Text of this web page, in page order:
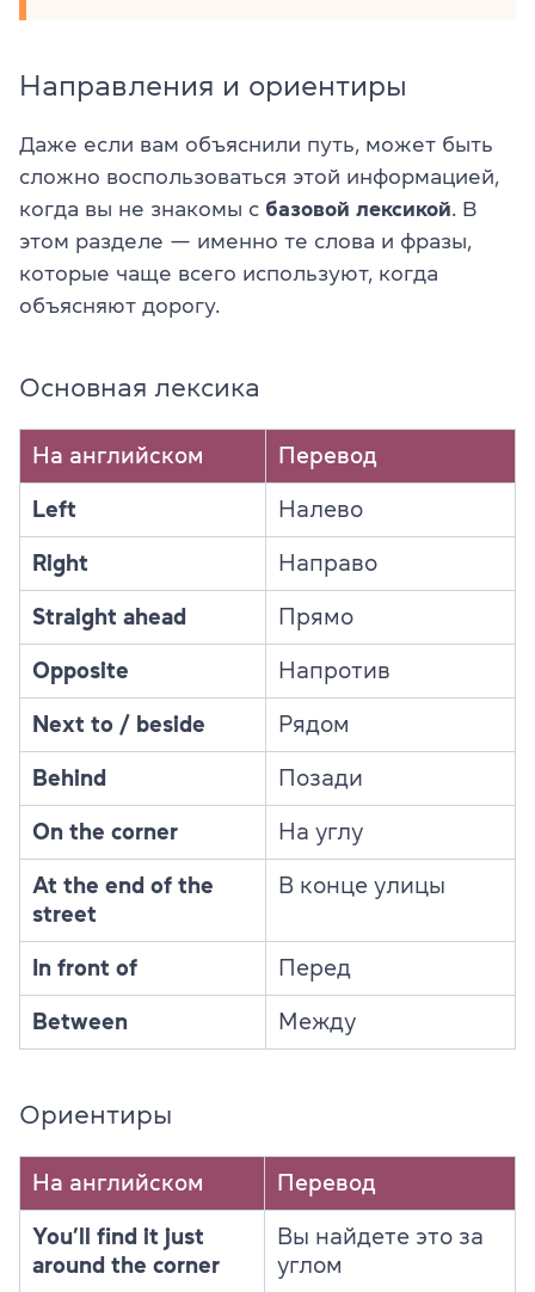
Направления и ориентиры
Даже если вам объяснили путь, может быть
сложно воспользоваться этой информацией,
когда вы не знакомы с базовой лексикой. В
этом разделе — именно те слова и фразы,
которые чаще всего используют, когда
объясняют дорогу.
Основная лексика
На английском Перевод
Left Налево
Right Направо
Straight ahead Прямо
Opposite Напротив
Next to / beside Рядом
Behind Позади
On the corner На углу
At the end of the
street
В конце улицы
In front of Перед
Between Между
Ориентиры
На английском Перевод
You’ll find it just
around the corner
Вы найдете это за
углом